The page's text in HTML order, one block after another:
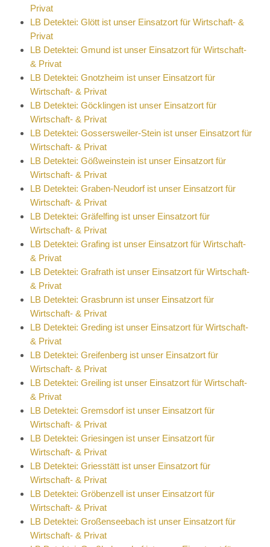
Privat
LB Detektei: Glött ist unser Einsatzort für Wirtschaft- &
Privat
LB Detektei: Gmund ist unser Einsatzort für Wirtschaft-
& Privat
LB Detektei: Gnotzheim ist unser Einsatzort für
Wirtschaft- & Privat
LB Detektei: Göcklingen ist unser Einsatzort für
Wirtschaft- & Privat
LB Detektei: Gossersweiler-Stein ist unser Einsatzort für
Wirtschaft- & Privat
LB Detektei: Gößweinstein ist unser Einsatzort für
Wirtschaft- & Privat
LB Detektei: Graben-Neudorf ist unser Einsatzort für
Wirtschaft- & Privat
LB Detektei: Gräfelfing ist unser Einsatzort für
Wirtschaft- & Privat
LB Detektei: Grafing ist unser Einsatzort für Wirtschaft-
& Privat
LB Detektei: Grafrath ist unser Einsatzort für Wirtschaft-
& Privat
LB Detektei: Grasbrunn ist unser Einsatzort für
Wirtschaft- & Privat
LB Detektei: Greding ist unser Einsatzort für Wirtschaft-
& Privat
LB Detektei: Greifenberg ist unser Einsatzort für
Wirtschaft- & Privat
LB Detektei: Greiling ist unser Einsatzort für Wirtschaft-
& Privat
LB Detektei: Gremsdorf ist unser Einsatzort für
Wirtschaft- & Privat
LB Detektei: Griesingen ist unser Einsatzort für
Wirtschaft- & Privat
LB Detektei: Griesstätt ist unser Einsatzort für
Wirtschaft- & Privat
LB Detektei: Gröbenzell ist unser Einsatzort für
Wirtschaft- & Privat
LB Detektei: Großenseebach ist unser Einsatzort für
Wirtschaft- & Privat